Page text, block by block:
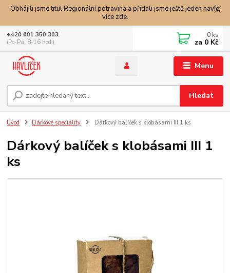
Obhájili jsme titul Regionální potravina a přidali jsme ještě jeden navíc,
více zde.
Menu
Hledat
+420 601 350 303
(Po-Pá, 8-16 hod.)
0 ks
za 0 Kč
Úvod Dárkové speciality Dárkový balíček s klobásami III 1 ks
Dárkový balíček s klobásami III 1
ks